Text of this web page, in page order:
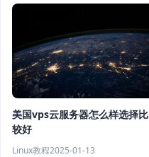
美国vps云服务器怎么样选择比
较好
Linux教程2025-01-13